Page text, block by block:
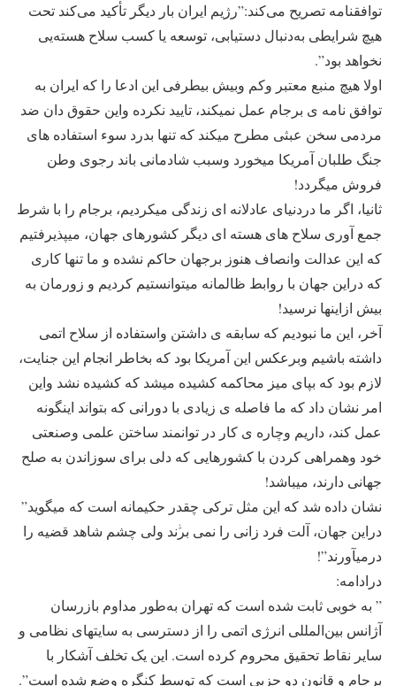
توافقنامه تصریح می‌کند:”رژیم ایران بار دیگر تأکید می‌کند تحت
هیچ شرایطی به‌دنبال دستیابی، توسعه یا کسب سلاح هسته‌یی
نخواهد بود”.
اولا هیچ منبع معتبر وکم وبیش بیطرفی این ادعا را که ایران به
توافق نامه ی برجام عمل نمیکند، تایید نکرده واین حقوق دان ضد
مردمی سخن عبثی مطرح میکند که تنها بدرد سوء استفاده های
جنگ طلبان آمریکا میخورد وسبب شادمانی باند رجوی وطن
فروش میگردد!
ثانیا، اگر ما دردنیای عادلانه ای زندگی میکردیم، برجام را با شرط
جمع آوری سلاح های هسته ای دیگر کشورهای جهان، میپذیرفتیم
که این عدالت وانصاف هنوز برجهان حاکم نشده و ما تنها کاری
که دراین جهان با روابط ظالمانه میتوانستیم کردیم و زورمان به
بیش ازاینها نرسید!
آخر، این ما نبودیم که سابقه ی داشتن واستفاده از سلاح اتمی
داشته باشیم وبرعکس این آمریکا بود که بخاطر انجام این جنایت،
لازم بود که بپای میز محاکمه کشیده میشد که کشیده نشد واین
امر نشان داد که ما فاصله ی زیادی با دورانی که بتواند اینگونه
عمل کند، داریم وچاره ی کار در توانمند ساختن علمی وصنعتی
خود وهمراهی کردن با کشورهایی که دلی برای سوزاندن به صلح
جهانی دارند، میباشد!
نشان داده شد که این مثل ترکی چقدر حکیمانه است که میگوید”
دراین جهان، آلت فرد زانی را نمی برﱣند ولی چشم شاهد قضیه را
درمیآورند”!
درادامه:
” به خوبی ثابت شده است که تهران به‌طور مداوم بازرسان
آژانس بین‌المللی انرژی اتمی را از دسترسی به سایتهای نظامی و
سایر نقاط تحقیق محروم کرده است. این یک تخلف آشکار با
برجام و قانون دو حزبی است که توسط کنگره وضع شده است”.